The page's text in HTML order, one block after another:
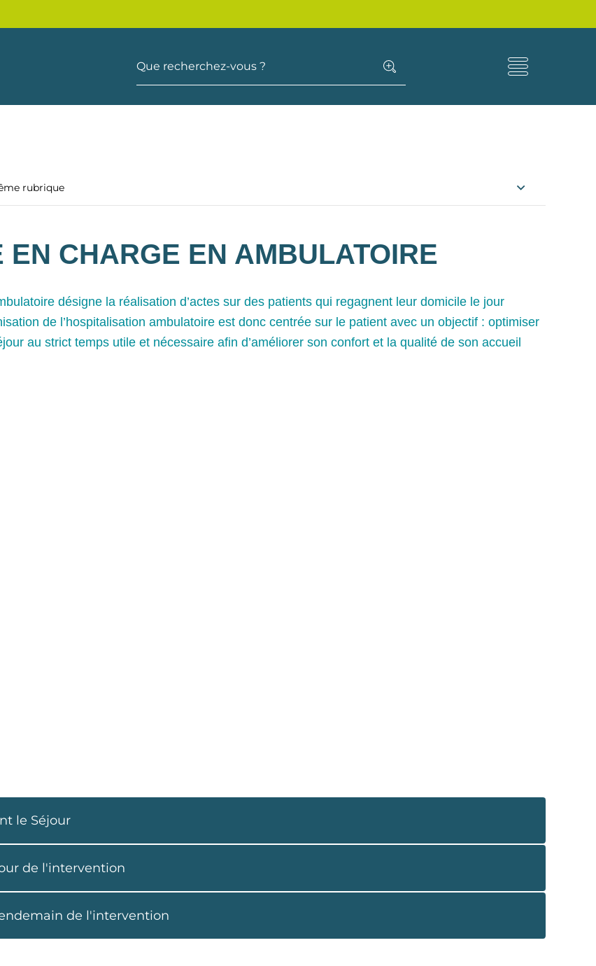
Que recherchez-vous ?
rubrique
EN CHARGE EN AMBULATOIRE
désigne la réalisation d’actes sur des patients qui regagnent leur domicile le jour
de l’hospitalisation ambulatoire est donc centrée sur le patient avec un objectif : optimiser
au strict temps utile et nécessaire afin d’améliorer son confort et la qualité de son accueil
le Séjour
de l'intervention
de l'intervention